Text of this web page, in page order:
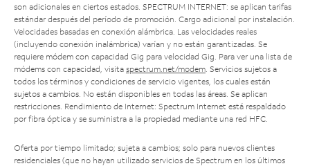
son adicionales en ciertos estados. SPECTRUM INTERNET: se aplican tarifas
estándar después del período de promoción. Cargo adicional por instalación.
Velocidades basadas en conexión alámbrica. Las velocidades reales
(incluyendo conexión inalámbrica) varían y no están garantizadas. Se
requiere módem con capacidad Gig para velocidad Gig. Para ver una lista de
módems con capacidad, visita spectrum.net/modem . Servicios sujetos a
todos los términos y condiciones de servicio vigentes, los cuales están
sujetos a cambios. No están disponibles en todas las áreas. Se aplican
restricciones. Rendimiento de Internet: Spectrum Internet está respaldado
por fibra óptica y se suministra a la propiedad mediante una red HFC.
Oferta por tiempo limitado; sujeta a cambios; solo para nuevos clientes
residenciales (que no hayan utilizado servicios de Spectrum en los últimos